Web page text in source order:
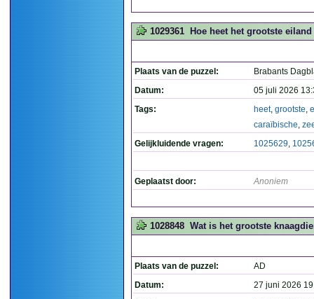
1029361 Hoe heet het grootste
Plaats van de puzzel:
Brabants
Datum:
05 juli 2026
Tags:
heet, grootste,
caraïbische,
Gelijkluidende vragen:
1025629,
Geplaatst door: Anoniem
1028848 Wat is het grootste
Plaats van de puzzel:
AD
Datum:
27 juni 2026